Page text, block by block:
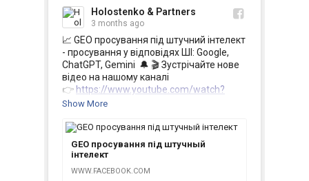
Holostenko & Partners
3 months ago
📈 GEO просування під штучний інтелект
- просування у відповідях ШІ: Google,
ChatGPT, Gemini  🔔 🎬 Зустрічайте нове
відео на нашому каналі
👉 https://www.youtube.com/watch?
v=O7I...
Show More
GEO просування під штучный
інтелект
WWW.FACEBOOK.COM